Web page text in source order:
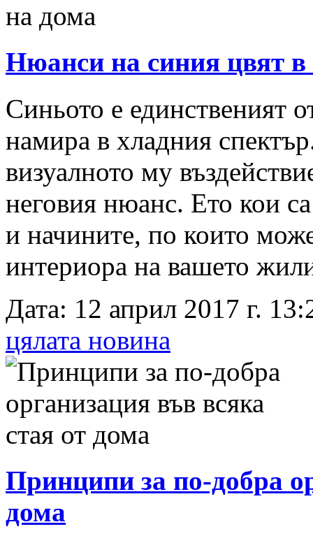
Нюанси на синия цвят
Синьото е единственият
намира в хладния
визуалното му
неговия нюанс. Ето кои
и начините, по които
интериора на вашето
Дата: 12 април 2017 г.
цялата новина
Принципи за по-добра
дома